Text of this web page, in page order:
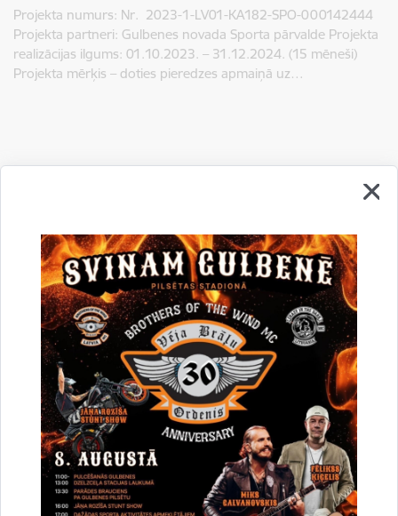
Projekta numurs: Nr. 2023-1-LV01-KA182-SPO-000142444
Projekta partneri: Gulbenes novada Sporta pārvalde Projekta
realizācijas ilgums: 01.10.2023. – 31.12.2024. (15 mēneši)
Projekta mērķis – doties pieredzes apmaiņā uz…
Vai šī informācija bija noderīga?